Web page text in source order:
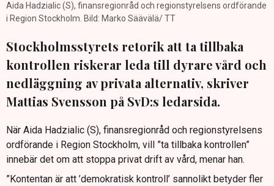
Aida Hadzialic (S), finansregionråd och regionstyrelsens ordförande
i Region Stockholm. Bild: Marko Säävälä/ TT
Stockholmsstyrets retorik att ta tillbaka
kontrollen riskerar leda till dyrare vård och
nedläggning av privata alternativ, skriver
Mattias Svensson på SvD:s ledarsida.
När Aida Hadzialic (S), finansregionråd och regionstyrelsens
ordförande i Region Stockholm, vill ”ta tillbaka kontrollen”
innebär det om att stoppa privat drift av vård, menar han.
”Kontentan är att ’demokratisk kontroll’ sannolikt betyder fler